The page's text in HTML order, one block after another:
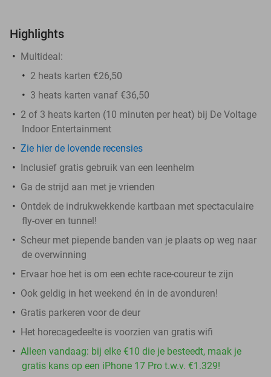
Highlights
Multideal:
2 heats karten €26,50
3 heats karten vanaf €36,50
2 of 3 heats karten (10 minuten per heat) bij De Voltage
Indoor Entertainment
Zie hier de lovende recensies
Inclusief gratis gebruik van een leenhelm
Ga de strijd aan met je vrienden
Ontdek de indrukwekkende kartbaan met spectaculaire
fly-over en tunnel!
Scheur met piepende banden van je plaats op weg naar
de overwinning
Ervaar hoe het is om een echte race-coureur te zijn
Ook geldig in het weekend én in de avonduren!
Gratis parkeren voor de deur
Het horecagedeelte is voorzien van gratis wifi
Alleen vandaag: bij elke €10 die je besteedt, maak je
gratis kans op een iPhone 17 Pro t.w.v. €1.329!